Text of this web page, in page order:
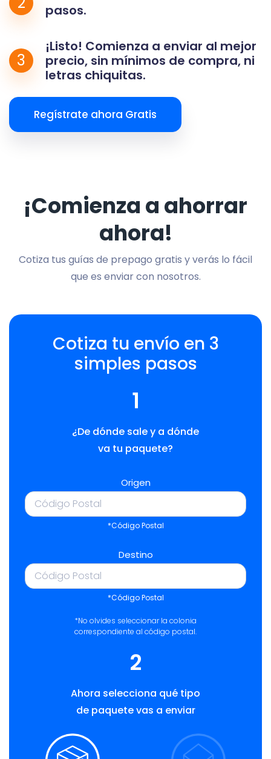
pasos.
3
¡Listo! Comienza a enviar al mejor
precio, sin mínimos de compra, ni
letras chiquitas.
Regístrate ahora Gratis
¡Comienza a ahorrar
ahora!
Cotiza tus guías de prepago gratis y verás lo fácil
que es enviar con nosotros.
Cotiza tu envío en 3
simples pasos
1
¿De dónde sale y a dónde
va tu paquete?
Origen
*Código Postal
Destino
*Código Postal
*No olvides seleccionar la colonia
correspondiente al código postal.
2
Ahora selecciona qué tipo
de paquete vas a enviar